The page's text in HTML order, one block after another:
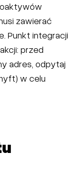
zawierać
Punkt integracji
przed
adres, odpytaj
w celu